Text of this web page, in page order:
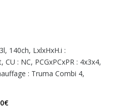
140ch, LxlxHxH.i :
CU : NC, PCGxPCxPR : 4x3x4,
: Truma Combi 4,